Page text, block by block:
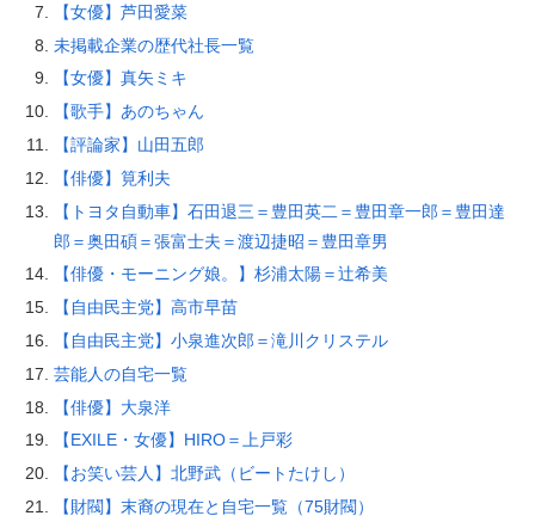
【女優】芦田愛菜
未掲載企業の歴代社長一覧
【女優】真矢ミキ
【歌手】あのちゃん
【評論家】山田五郎
【俳優】筧利夫
【トヨタ自動車】石田退三＝豊田英二＝豊田章一郎＝豊田達
郎＝奥田碩＝張富士夫＝渡辺捷昭＝豊田章男
【俳優・モーニング娘。】杉浦太陽＝辻希美
【自由民主党】高市早苗
【自由民主党】小泉進次郎＝滝川クリステル
芸能人の自宅一覧
【俳優】大泉洋
【EXILE・女優】HIRO＝上戸彩
【お笑い芸人】北野武（ビートたけし）
【財閥】末裔の現在と自宅一覧（75財閥）